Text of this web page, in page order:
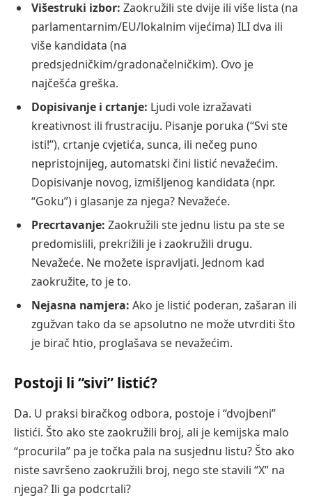
Višestruki izbor: Zaokružili ste dvije ili više lista (na
parlamentarnim/EU/lokalnim vijećima) ILI dva ili
više kandidata (na
predsjedničkim/gradonačelničkim). Ovo je
najčešća greška.
Dopisivanje i crtanje: Ljudi vole izražavati
kreativnost ili frustraciju. Pisanje poruka (“Svi ste
isti!”), crtanje cvjetića, sunca, ili nečeg puno
nepristojnijeg, automatski čini listić nevažećim.
Dopisivanje novog, izmišljenog kandidata (npr.
“Goku”) i glasanje za njega? Nevažeće.
Precrtavanje: Zaokružili ste jednu listu pa ste se
predomislili, prekrižili je i zaokružili drugu.
Nevažeće. Ne možete ispravljati. Jednom kad
zaokružite, to je to.
Nejasna namjera: Ako je listić poderan, zašaran ili
zgužvan tako da se apsolutno ne može utvrditi što
je birač htio, proglašava se nevažećim.
Postoji li “sivi” listić?
Da. U praksi biračkog odbora, postoje i “dvojbeni”
listići. Što ako ste zaokružili broj, ali je kemijska malo
“procurila” pa je točka pala na susjednu listu? Što ako
niste savršeno zaokružili broj, nego ste stavili “X” na
njega? Ili ga podcrtali?